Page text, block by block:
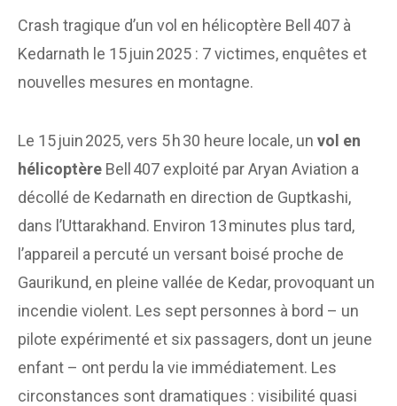
Crash tragique d’un vol en hélicoptère Bell 407 à
Kedarnath le 15 juin 2025 : 7 victimes, enquêtes et
nouvelles mesures en montagne.
Le 15 juin 2025, vers 5 h 30 heure locale, un vol en
hélicoptère Bell 407 exploité par Aryan Aviation a
décollé de Kedarnath en direction de Guptkashi,
dans l’Uttarakhand. Environ 13 minutes plus tard,
l’appareil a percuté un versant boisé proche de
Gaurikund, en pleine vallée de Kedar, provoquant un
incendie violent. Les sept personnes à bord – un
pilote expérimenté et six passagers, dont un jeune
enfant – ont perdu la vie immédiatement. Les
circonstances sont dramatiques : visibilité quasi